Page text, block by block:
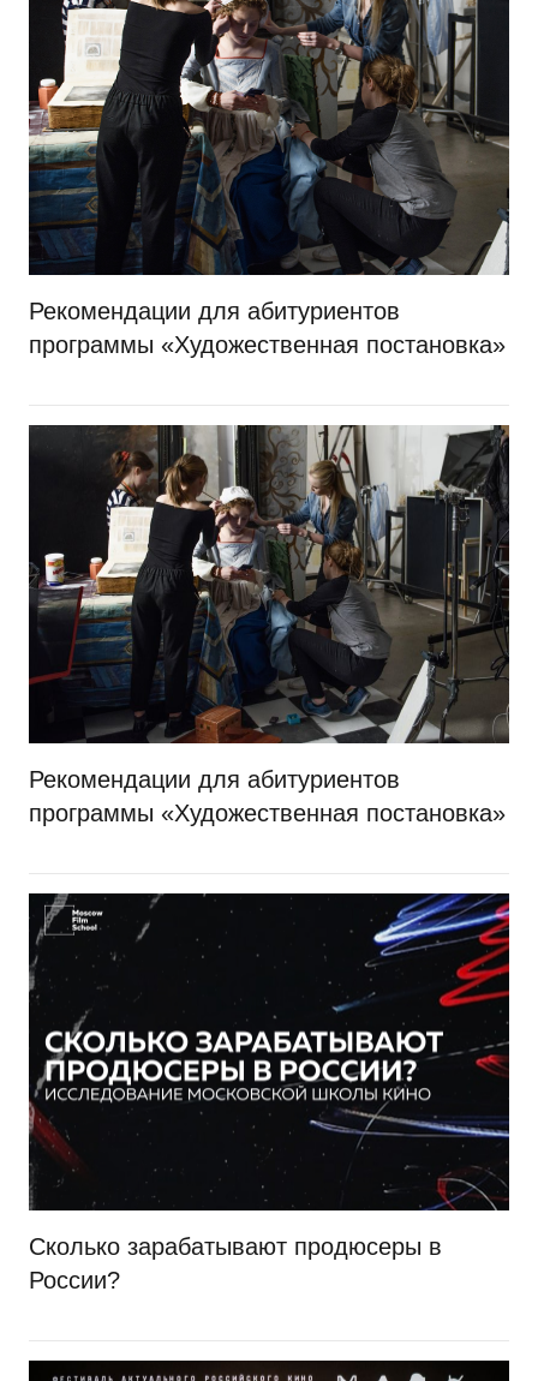
Рекомендации для абитуриентов
программы «Художественная постановка»
Рекомендации для абитуриентов
программы «Художественная постановка»
Сколько зарабатывают продюсеры в
России?